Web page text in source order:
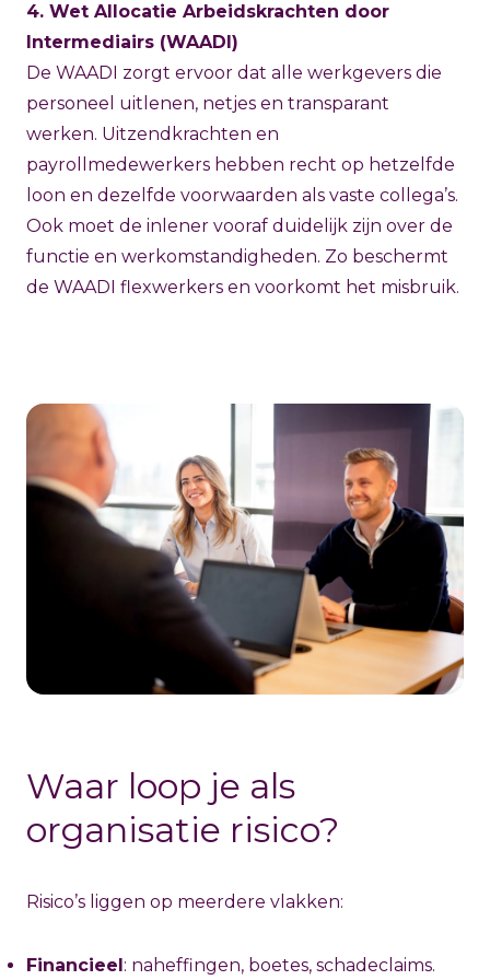
4. Wet Allocatie Arbeidskrachten door
Intermediairs (WAADI)
De WAADI zorgt ervoor dat alle werkgevers die
personeel uitlenen, netjes en transparant
werken. Uitzendkrachten en
payrollmedewerkers hebben recht op hetzelfde
loon en dezelfde voorwaarden als vaste collega’s.
Ook moet de inlener vooraf duidelijk zijn over de
functie en werkomstandigheden. Zo beschermt
de WAADI flexwerkers en voorkomt het misbruik.
Waar loop je als
organisatie risico?
Risico’s liggen op meerdere vlakken:
Financieel : naheffingen, boetes, schadeclaims.